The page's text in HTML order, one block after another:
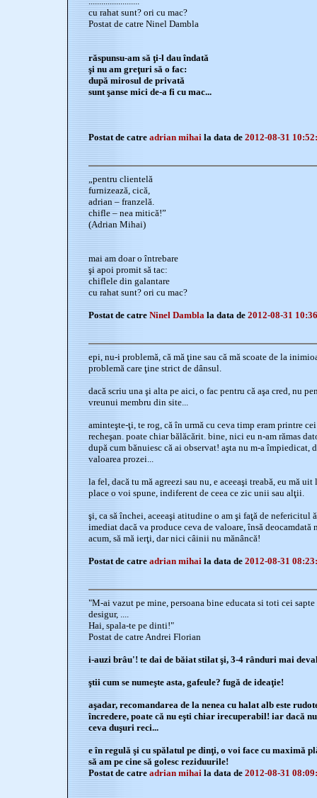
cu rahat sunt? ori cu mac?
Postat de catre Ninel Dambla
răspunsu-am să ţi-l dau îndată
şi nu am greţuri să o fac:
după mirosul de privată
sunt şanse mici de-a fi cu mac...
Postat de catre adrian mihai la data de 2012-08-31
„pentru clientelă
furnizează, cică,
adrian – franzelă.
chifle – nea mitică!”
(Adrian Mihai)
mai am doar o întrebare
şi apoi promit să tac:
chiflele din galantare
cu rahat sunt? ori cu mac?
Postat de catre Ninel Dambla la data de 2012-08-31
epi, nu-i problemă, că mă ţine sau că mă scoate de la
problemă care ţine strict de dânsul.
dacă scriu una şi alta pe aici, o fac pentru că aşa cred, nu
vreunui membru din site...
aminteşte-ţi, te rog, că în urmă cu ceva timp eram printre
recheşan. poate chiar bălăcărit. bine, nici eu n-am rămas
după cum bănuiesc că ai observat! aşta nu m-a împiedicat,
valoarea prozei...
la fel, dacă tu mă agreezi sau nu, e aceeaşi treabă, eu mă
place o voi spune, indiferent de ceea ce zic unii sau alţii.
şi, ca să închei, aceeaşi atitudine o am şi faţă de nefericitul
imediat dacă va produce ceva de valoare, însă deocamdată
acum, să mă ierţi, dar nici câinii nu mănâncă!
Postat de catre adrian mihai la data de 2012-08-31
"M-ai vazut pe mine, persoana bine educata si toti cei
desigur, ....
Hai, spala-te pe dinti!"
Postat de catre Andrei Florian
i-auzi brâu'! te dai de băiat stilat şi, 3-4 rânduri mai
ştii cum se numeşte asta, gafeule? fugă de ideaţie!
aşadar, recomandarea de la nenea cu halat alb este
încredere, poate că nu eşti chiar irecuperabil! iar dacă
ceva duşuri reci...
e în regulă şi cu spălatul pe dinţi, o voi face cu maximă
să am pe cine să golesc reziduurile!
Postat de catre adrian mihai la data de 2012-08-31